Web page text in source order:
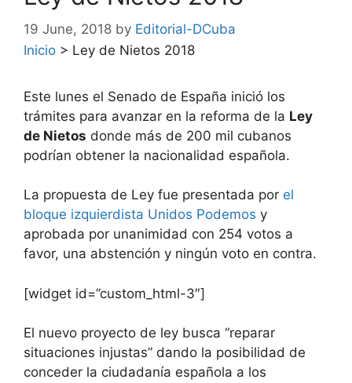
19 June, 2018 by Editorial-DCuba
Inicio > Ley de Nietos 2018
Este lunes el Senado de España inició los
trámites para avanzar en la reforma de la Ley
de Nietos donde más de 200 mil cubanos
podrían obtener la nacionalidad española.
La propuesta de Ley fue presentada por el
bloque izquierdista Unidos Podemos y
aprobada por unanimidad con 254 votos a
favor, una abstención y ningún voto en contra.
[widget id=”custom_html-3″]
El nuevo proyecto de ley busca “reparar
situaciones injustas” dando la posibilidad de
conceder la ciudadanía española a los